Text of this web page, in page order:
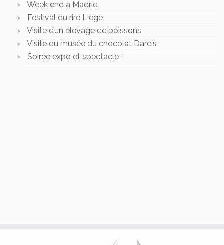
Week end à Madrid
Festival du rire Liège
Visite d’un élevage de poissons
Visite du musée du chocolat Darcis
Soirée expo et spectacle !